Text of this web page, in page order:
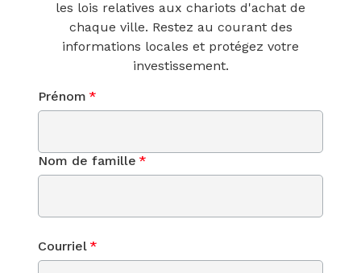
les lois relatives aux chariots d'achat de
chaque ville. Restez au courant des
informations locales et protégez votre
investissement.
Prénom *
Nom de famille *
Courriel *